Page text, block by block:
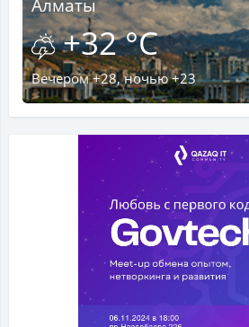
Алматы
+32 °C
Вечером +28, ночью +23